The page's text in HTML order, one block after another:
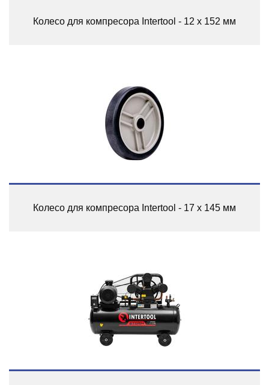
Колесо для компресора Intertool - 12 x 152 мм
Колесо для компресора Intertool - 17 x 145 мм